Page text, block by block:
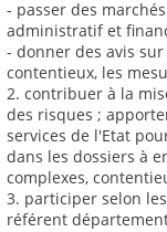
- passer des
administratif et
- donner des avis
contentieux, les
2. contribuer à la
des risques ;
services de l'Etat
dans les dossiers à
complexes,
3. participer selon
référent